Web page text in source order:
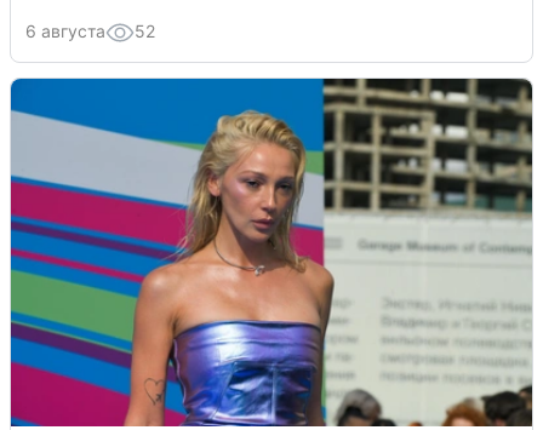
6 августа 52